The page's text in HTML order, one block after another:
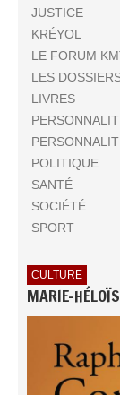
JUSTICE
KRÉYOL
LE FORUM
LES
LIVRES
POLITIQUE
SANTÉ
SOCIÉTÉ
SPORT
CULTURE
MARIE-